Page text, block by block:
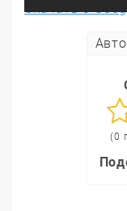
Скачать с
(0